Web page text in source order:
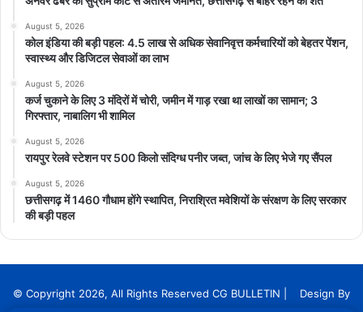
August 5, 2026
कोल इंडिया की बड़ी पहल: 4.5 लाख से अधिक सेवानिवृत्त कर्मचारियों को बेहतर पेंशन,
स्वास्थ्य और डिजिटल सेवाओं का लाभ
August 5, 2026
कर्ज चुकाने के लिए 3 मंदिरों में चोरी, जमीन में गाड़ रखा था लाखों का सामान; 3
गिरफ्तार, नाबालिग भी शामिल
August 5, 2026
रायपुर रेलवे स्टेशन पर 500 किलो संदिग्ध पनीर जब्त, जांच के लिए भेजे गए सैंपल
August 5, 2026
छत्तीसगढ़ में 1460 गौधाम होंगे स्थापित, निराश्रित मवेशियों के संरक्षण के लिए सरकार
की बड़ी पहल
© Copyright 2026, All Rights Reserved CG BULLETIN | Design By